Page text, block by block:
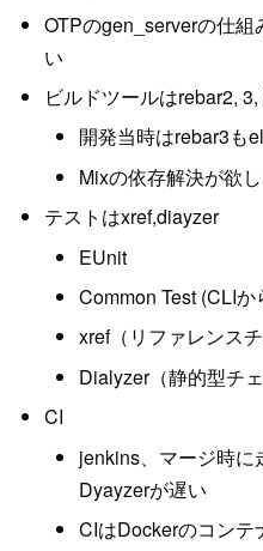
OTPのgen_serverの仕
い
ビルドツールはrebar2,
開発当時はrebar3も
Mixの依存解決が欲
テストはxref,diayzer
EUnit
Common Test (CLI
xref（リファレンスチ
Dialyzer（静的型チ
CI
jenkins、マージ時に
Dyayzerが遅い
CIはDockerのコンテ